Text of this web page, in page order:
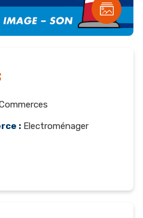
: Electroménager